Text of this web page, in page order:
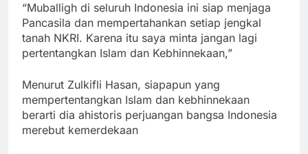
“Muballigh di seluruh Indonesia ini siap menjaga
Pancasila dan mempertahankan setiap jengkal
tanah NKRI. Karena itu saya minta jangan lagi
pertentangkan Islam dan Kebhinnekaan,”
Menurut Zulkifli Hasan, siapapun yang
mempertentangkan Islam dan kebhinnekaan
berarti dia ahistoris perjuangan bangsa Indonesia
merebut kemerdekaan